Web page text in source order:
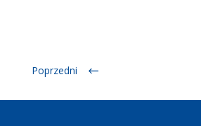
Poprzedni